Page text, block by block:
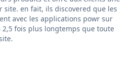
site. en fait, ils discovered que les
avec les applications powr sur
fois plus longtemps que toute